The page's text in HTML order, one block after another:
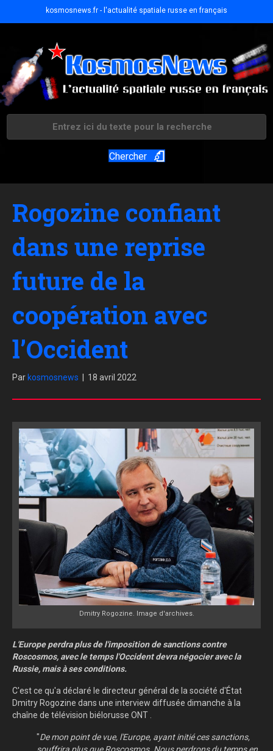
kosmosnews.fr - l'actualité spatiale russe en français
Chercher
Rogozine confiant
dans une reprise
future de la
coopération avec
l’Occident
Par kosmosnews 18 avril 2022
Dmitry Rogozine. Image d'archives.
L'Europe perdra plus de l'imposition de sanctions contre
Roscosmos, avec le temps l'Occident devra négocier avec la
Russie, mais à ses conditions.
C'est ce qu'a déclaré le directeur général de la société d'État
Dmitry Rogozine dans une interview diffusée dimanche à la
chaîne de télévision biélorusse ONT .
"De mon point de vue, l'Europe, ayant initié ces sanctions,
souffrira plus que Roscosmos. Nous perdrons du temps en